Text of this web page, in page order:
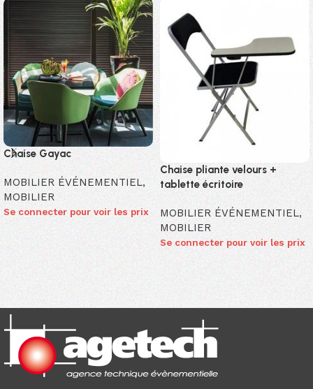
Chaise Gayac
MOBILIER ÉVÉNEMENTIEL,
MOBILIER
Se connecter pour voir les prix
Chaise pliante velours +
tablette écritoire
MOBILIER ÉVÉNEMENTIEL,
MOBILIER
Se connecter pour voir les prix